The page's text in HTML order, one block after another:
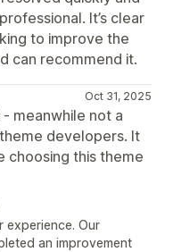
It’s clear
to improve the
can recommend it.
Oct 31, 2025
meanwhile not a
developers. It
choosing this theme
experience. Our
an improvement